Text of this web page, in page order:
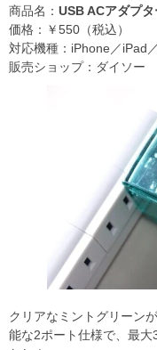
商品名： USB ACアダプタ
価格：￥550（税込）
対応機種：iPhone／iPad
販売ショップ：ダイソー
クリアなミントグリーン
能な2ポート仕様で、最